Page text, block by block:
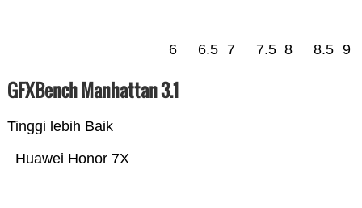
6 6.5 7 7.5 8 8.5 9
GFXBench Manhattan 3.1
Tinggi lebih Baik
Huawei Honor 7X